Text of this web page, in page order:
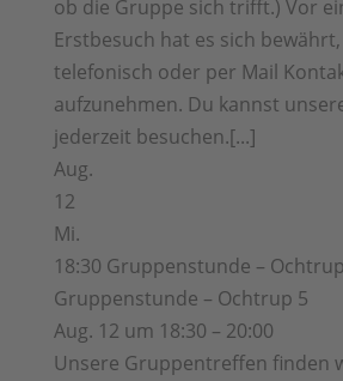
ob die Gruppe sich trifft.) Vor
Erstbesuch hat es sich
telefonisch oder per Mail
aufzunehmen. Du kannst
jederzeit besuchen.[...]
Aug.
12
Mi.
18:30 Gruppenstunde –
Gruppenstunde – Ochtrup 5
Aug. 12 um 18:30 – 20:00
Unsere Gruppentreffen finden